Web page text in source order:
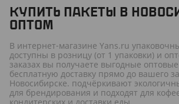
КУПИТЬ ПАКЕТЫ В
ОПТОМ
В интернет-магазине Yans.ru
доступны в розницу (от 1 упаковки) и
заказах вы получаете выгодные
бесплатную доставку прямо до вашего
Новосибирске. подчёркивают
для брендирования и подходят для